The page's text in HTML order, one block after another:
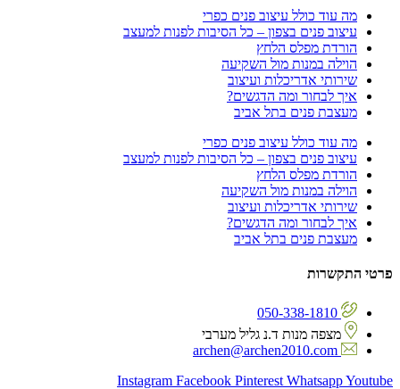
מה עוד כולל עיצוב פנים כפרי
עיצוב פנים בצפון – כל הסיבות לפנות למעצב
הורדת מפלס הלחץ
הוילה במנות מול השקיעה
שירותי אדריכלות ועיצוב
איך לבחור ומה הדגשים?
מעצבת פנים בתל אביב
מה עוד כולל עיצוב פנים כפרי
עיצוב פנים בצפון – כל הסיבות לפנות למעצב
הורדת מפלס הלחץ
הוילה במנות מול השקיעה
שירותי אדריכלות ועיצוב
איך לבחור ומה הדגשים?
מעצבת פנים בתל אביב
פרטי התקשרות
050-338-1810
מצפה מנות ד.נ גליל מערבי
archen@archen2010.com
Instagram Facebook Pinterest WhatsappYoutube